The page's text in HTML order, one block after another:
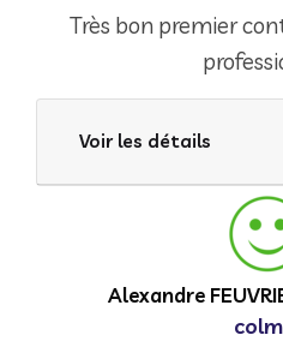
Très bon premier
Voir les détails
Alexandre